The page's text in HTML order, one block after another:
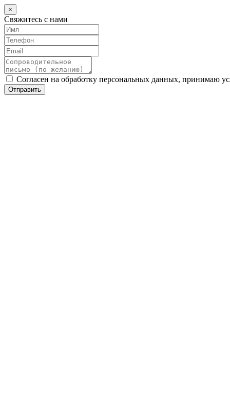
×
Свяжитесь с нами
Согласен на обработку персональных данных, принимаю
Отправить